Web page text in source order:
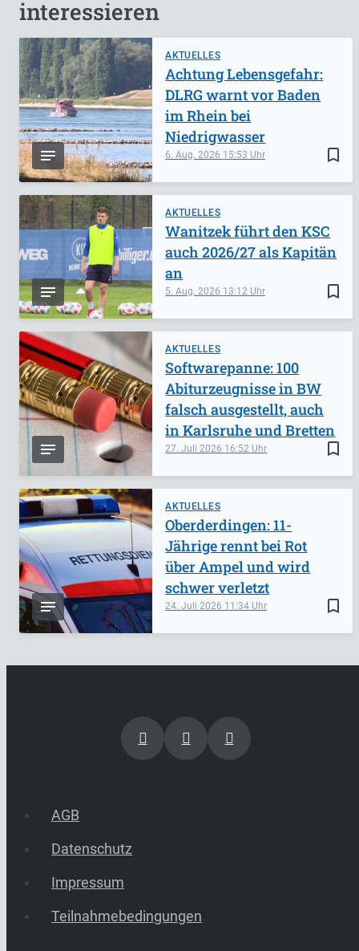
interessieren
AKTUELLES
bookmark_border
6. Aug. 2026 15:53
Achtung Lebensgefahr:
DLRG warnt vor Baden
im Rhein bei
Niedrigwasser
AKTUELLES
bookmark_border
5. Aug. 2026 13:12
Wanitzek führt den KSC
auch 2026/27 als Kapitän
an
AKTUELLES
bookmark_border
27. Juli 2026 16:52
Softwarepanne: 100
Abiturzeugnisse in BW
falsch ausgestellt, auch
in Karlsruhe und Bretten
AKTUELLES
bookmark_border
24. Juli 2026 11:34
Oberderdingen: 11-
Jährige rennt bei Rot
über Ampel und wird
schwer verletzt
AGB
Datenschutz
Impressum
Teilnahmebedingungen